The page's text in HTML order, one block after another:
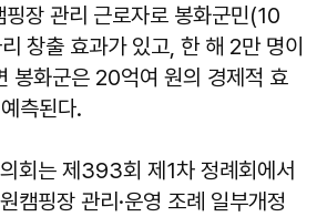
장 관리 근로자로 봉화군민(10
창출 효과가 있고, 한 해 2만 명이
봉화군은 20억여 원의 경제적 효
측된다.
회는 제393회 제1차 정례회에서
캠핑장 관리·운영 조례 일부개정